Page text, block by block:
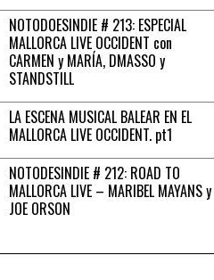
NOTODOESINDIE # 213: ESPECIAL
MALLORCA LIVE OCCIDENT con
CARMEN y MARÍA, DMASSO y
STANDSTILL
LA ESCENA MUSICAL BALEAR EN EL
MALLORCA LIVE OCCIDENT. pt1
NOTODESINDIE # 212: ROAD TO
MALLORCA LIVE – MARIBEL MAYANS y
JOE ORSON